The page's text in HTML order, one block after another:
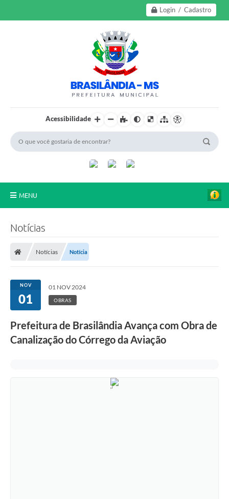
Login / Cadastro
Acessibilidade
MENU
Transparência
Câmara Municipal
e-SIC
Notícias
Notícias Notícia
NOV
01
01 NOV 2024
OBRAS
Prefeitura de Brasilândia Avança com Obra de
Canalização do Córrego da Aviação